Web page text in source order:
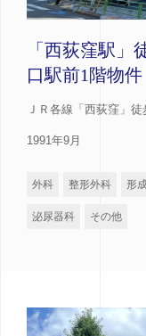
「西荻窪駅」
口駅前1階物件
ＪＲ各線「西荻窪」徒
1991年9月
外科 整形外科 形
泌尿器科 その他